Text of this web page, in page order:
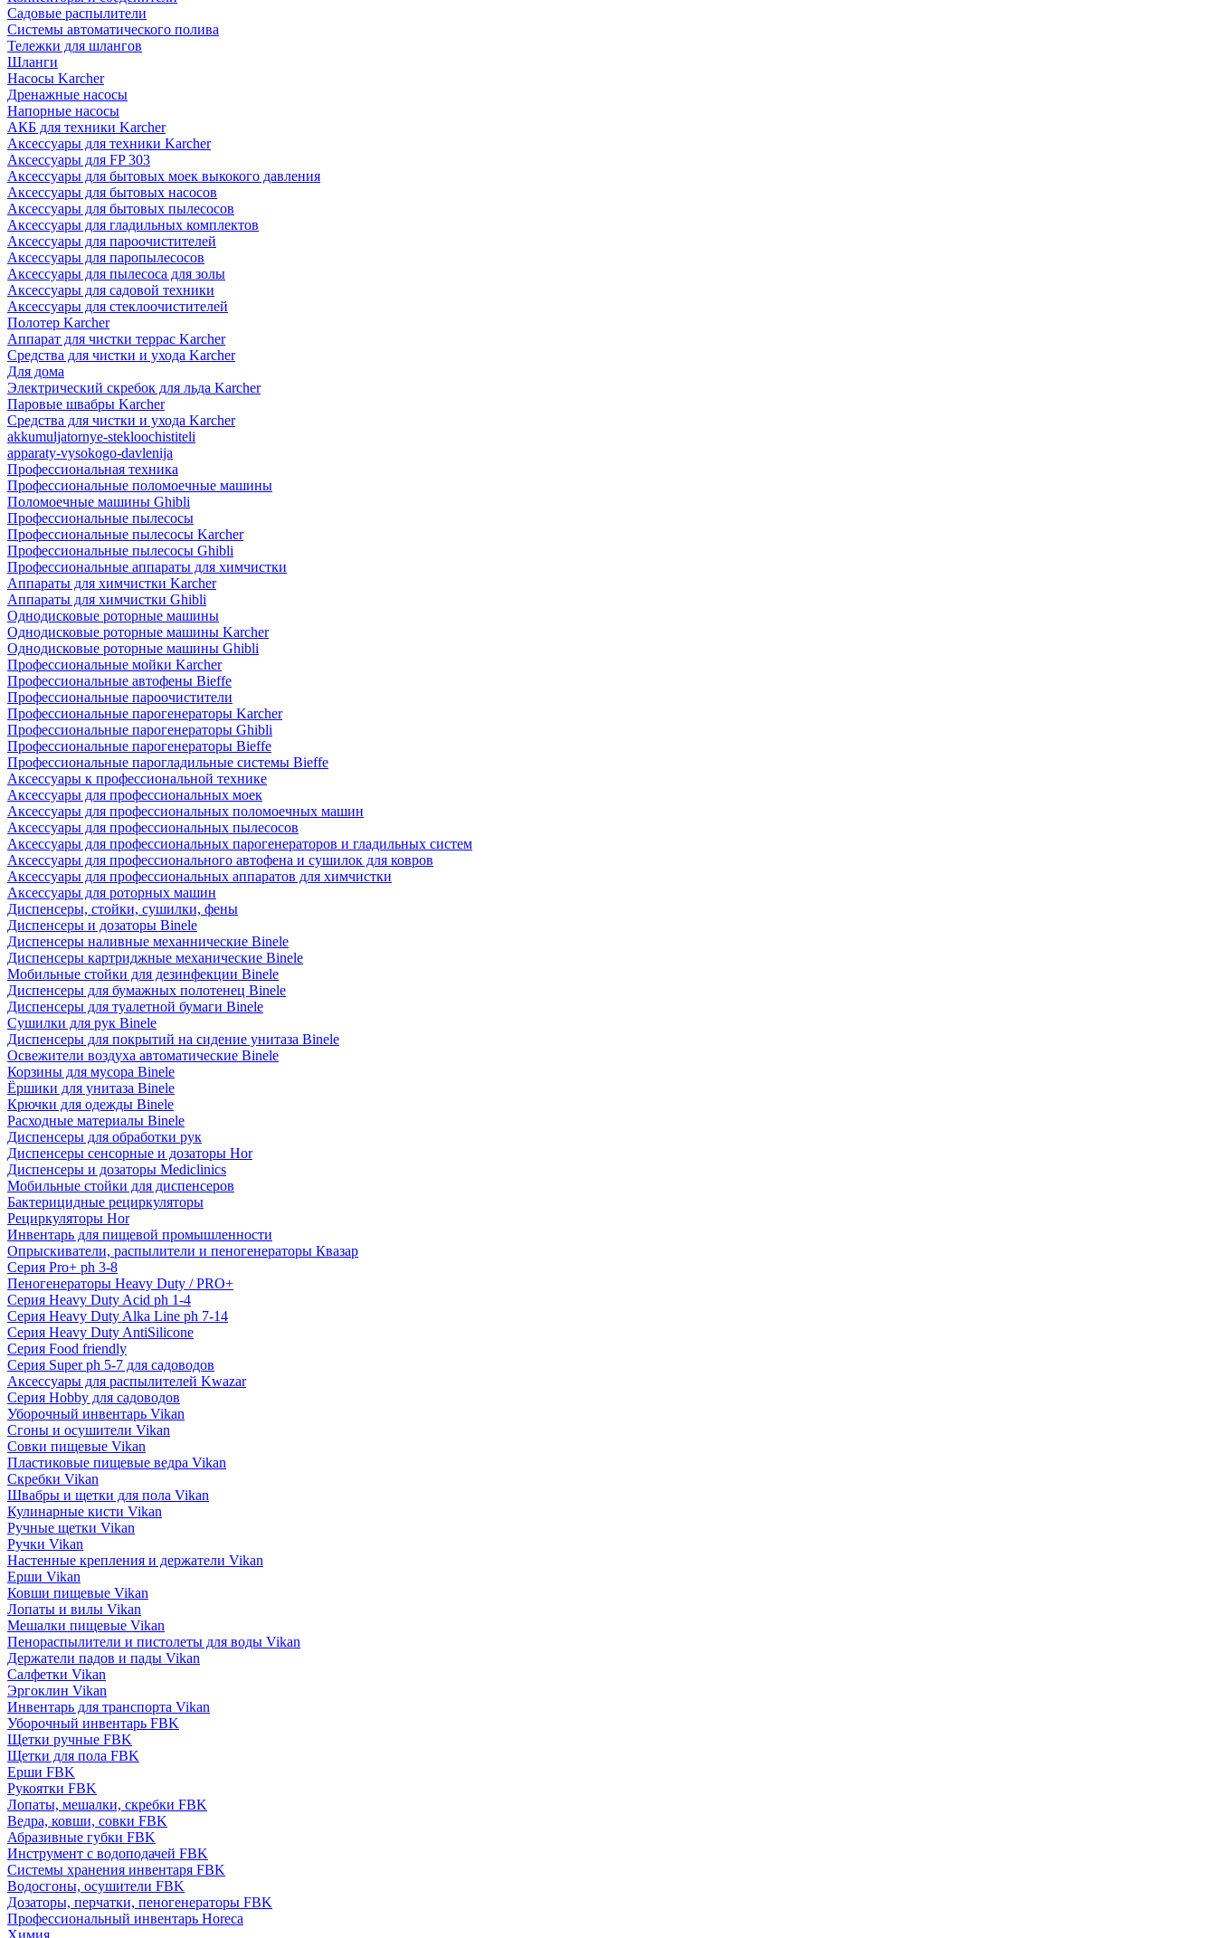
Садовые распылители
Системы автоматического полива
Тележки для шлангов
Шланги
Насосы Karcher
Дренажные насосы
Напорные насосы
АКБ для техники Karcher
Аксессуары для техники Karcher
Аксессуары для FP 303
Аксессуары для бытовых моек выкокого давления
Аксессуары для бытовых насосов
Аксессуары для бытовых пылесосов
Аксессуары для гладильных комплектов
Аксессуары для пароочистителей
Аксессуары для паропылесосов
Аксессуары для пылесоса для золы
Аксессуары для садовой техники
Аксессуары для стеклоочистителей
Полотер Karcher
Аппарат для чистки террас Karcher
Средства для чистки и ухода Karcher
Для дома
Электрический скребок для льда Karcher
Паровые швабры Karcher
Средства для чистки и ухода Karcher
akkumuljatornye-stekloochistiteli
apparaty-vysokogo-davlenija
Профессиональная техника
Профессиональные поломоечные машины
Поломоечные машины Ghibli
Профессиональные пылесосы
Профессиональные пылесосы Karcher
Профессиональные пылесосы Ghibli
Профессиональные аппараты для химчистки
Аппараты для химчистки Karcher
Аппараты для химчистки Ghibli
Однодисковые роторные машины
Однодисковые роторные машины Karcher
Однодисковые роторные машины Ghibli
Профессиональные мойки Karcher
Профессиональные автофены Bieffe
Профессиональные пароочистители
Профессиональные парогенераторы Karcher
Профессиональные парогенераторы Ghibli
Профессиональные парогенераторы Bieffe
Профессиональные парогладильные системы Bieffe
Аксессуары к профессиональной технике
Аксессуары для профессиональных моек
Аксессуары для профессиональных поломоечных машин
Аксессуары для профессиональных пылесосов
Аксессуары для профессиональных парогенераторов и гладильных систем
Аксессуары для профессионального автофена и сушилок для ковров
Аксессуары для профессиональных аппаратов для химчистки
Аксессуары для роторных машин
Диспенсеры, стойки, сушилки, фены
Диспенсеры и дозаторы Binele
Диспенсеры наливные механнические Binele
Диспенсеры картриджные механические Binele
Мобильные стойки для дезинфекции Binele
Диспенсеры для бумажных полотенец Binele
Диспенсеры для туалетной бумаги Binele
Сушилки для рук Binele
Диспенсеры для покрытий на сидение унитаза Binele
Освежители воздуха автоматические Binele
Корзины для мусора Binele
Ёршики для унитаза Binele
Крючки для одежды Binele
Расходные материалы Binele
Диспенсеры для обработки рук
Диспенсеры сенсорные и дозаторы Hor
Диспенсеры и дозаторы Mediclinics
Мобильные стойки для диспенсеров
Бактерицидные рециркуляторы
Рециркуляторы Hor
Инвентарь для пищевой промышленности
Опрыскиватели, распылители и пеногенераторы Квазар
Серия Pro+ ph 3-8
Пеногенераторы Heavy Duty / PRO+
Серия Heavy Duty Acid ph 1-4
Серия Heavy Duty Alka Line ph 7-14
Серия Heavy Duty AntiSilicone
Серия Food friendly
Серия Super ph 5-7 для садоводов
Аксессуары для распылителей Kwazar
Серия Hobby для садоводов
Уборочный инвентарь Vikan
Сгоны и осушители Vikan
Совки пищевые Vikan
Пластиковые пищевые ведра Vikan
Скребки Vikan
Швабры и щетки для пола Vikan
Кулинарные кисти Vikan
Ручные щетки Vikan
Ручки Vikan
Настенные крепления и держатели Vikan
Ерши Vikan
Ковши пищевые Vikan
Лопаты и вилы Vikan
Мешалки пищевые Vikan
Пенораспылители и пистолеты для воды Vikan
Держатели падов и пады Vikan
Салфетки Vikan
Эргоклин Vikan
Инвентарь для транспорта Vikan
Уборочный инвентарь FBK
Щетки ручные FBK
Щетки для пола FBK
Ерши FBK
Рукоятки FBK
Лопаты, мешалки, скребки FBK
Ведра, ковши, совки FBK
Абразивные губки FBK
Инструмент с водоподачей FBK
Системы хранения инвентаря FBK
Водосгоны, осушители FBK
Дозаторы, перчатки, пеногенераторы FBK
Профессиональный инвентарь Horeca
Химия